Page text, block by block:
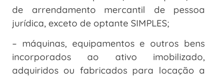
de arrendamento mercantil de pessoa
jurídica, exceto de optante SIMPLES;
– máquinas, equipamentos e outros bens
incorporados ao ativo imobilizado,
adquiridos ou fabricados para locação a